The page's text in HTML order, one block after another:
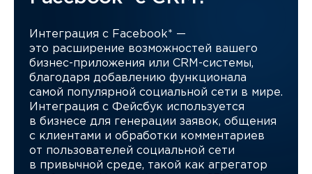
Интеграция с Facebook* —
это расширение возможностей вашего
бизнес-приложения или CRM-системы,
благодаря добавлению функционала
самой популярной социальной сети в мире.
Интеграция с Фейсбук используется
в бизнесе для генерации заявок, общения
с клиентами и обработки комментариев
от пользователей социальной сети
в привычной среде, такой как агрегатор